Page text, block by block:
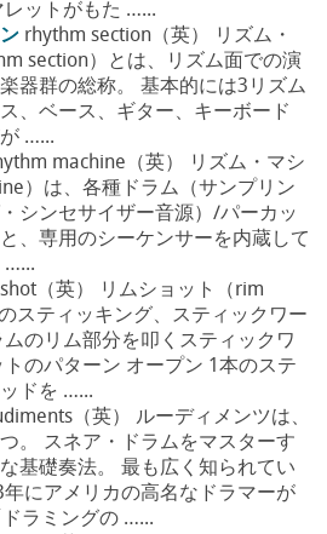
レットがもた …...
rhythm section（英） リズム・
section）とは、リズム面での演
器群の総称。 基本的には3リズム
、ベース、ギター、キーボード
…...
machine（英） リズム・マシ
）は、各種ドラム（サンプリン
シンセサイザー音源）/パーカッ
、専用のシーケンサーを内蔵して
…...
（英） リムショット（rim
スティッキング、スティックワー
のリム部分を叩くスティックワ
のパターン オープン 1本のステ
ドを …...
（英） ルーディメンツは、
。 スネア・ドラムをマスターす
基礎奏法。 最も広く知られてい
にアメリカの高名なドラマーが
ラミングの …...